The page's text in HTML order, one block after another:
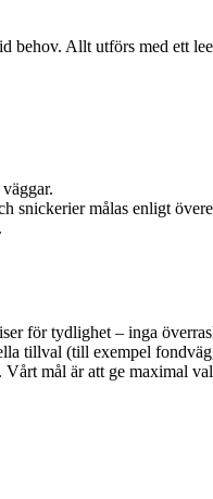
Allt utförs med ett
snickerier målas enligt
för tydlighet – inga
tillval (till exempel
mål är att ge maximal